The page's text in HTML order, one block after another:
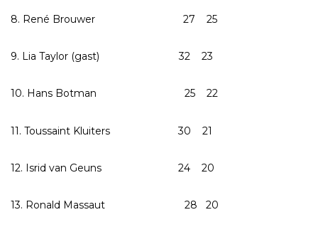
8. René Brouwer 27 25
9. Lia Taylor (gast) 32 23
10. Hans Botman 25 22
11. Toussaint Kluiters 30 21
12. Isrid van Geuns 24 20
13. Ronald Massaut 28 20